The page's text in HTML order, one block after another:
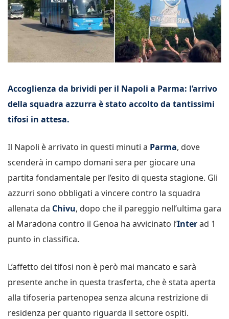
Accoglienza da brividi per il Napoli a Parma: l’arrivo
della squadra azzurra è stato accolto da tantissimi
tifosi in attesa.
Il Napoli è arrivato in questi minuti a Parma, dove
scenderà in campo domani sera per giocare una
partita fondamentale per l’esito di questa stagione. Gli
azzurri sono obbligati a vincere contro la squadra
allenata da Chivu, dopo che il pareggio nell’ultima gara
al Maradona contro il Genoa ha avvicinato l’Interad 1
punto in classifica.
L’affetto dei tifosi non è però mai mancato e sarà
presente anche in questa trasferta, che è stata aperta
alla tifoseria partenopea senza alcuna restrizione di
residenza per quanto riguarda il settore ospiti.